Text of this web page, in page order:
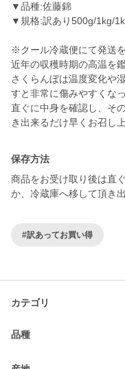
▼品種:佐藤錦
▼規格:訳あり500g/1kg/
※クール冷蔵便にて発送を
近年の収穫時期の高温を
さくらんぼは温度変化や
すと非常に傷みやすくな
直ぐに中身を確認し、そ
き出来るだけ早くお召し
保存方法
商品をお受け取り後は直
か、冷蔵庫へ移して頂き
#訳あってお買い得
カテゴリ
品種